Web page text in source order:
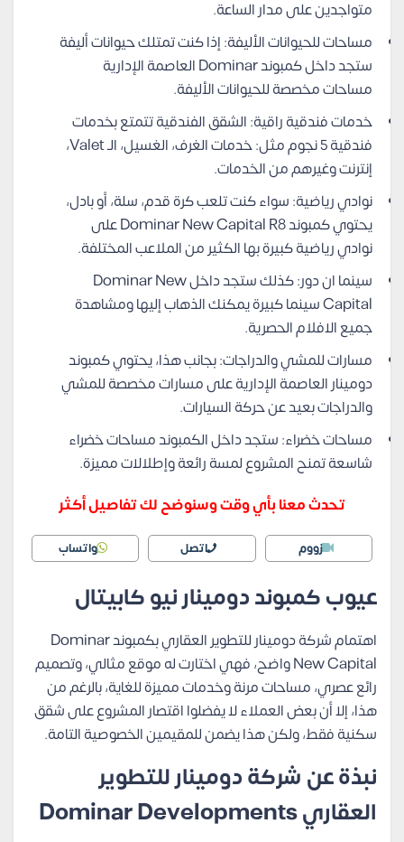
متواجدين على مدار الساعة.
مساحات للحيوانات الأليفة: إذا كنت تمتلك حيوانات أليفة
ستجد داخل كمبوند Dominar العاصمة الإدارية
مساحات مخصصة للحيوانات الأليفة.
خدمات فندقية راقية: الشقق الفندقية تتمتع بخدمات
فندقية 5 نجوم مثل: خدمات الغرف، الغسيل، الـ Valet،
إنترنت وغيرهم من الخدمات.
نوادي رياضية: سواء كنت تلعب كرة قدم، سلة، أو بادل،
يحتوي كمبوند Dominar New Capital R8 على
نوادي رياضية كبيرة بها الكثير من الملاعب المختلفة.
سينما ان دور: كذلك ستجد داخل Dominar New
Capital سينما كبيرة يمكنك الذهاب إليها ومشاهدة
جميع الافلام الحصرية.
مسارات للمشي والدراجات: بجانب هذا، يحتوي كمبوند
دومينار العاصمة الإدارية على مسارات مخصصة للمشي
والدراجات بعيد عن حركة السيارات.
مساحات خضراء: ستجد داخل الكمبوند مساحات خضراء
شاسعة تمنح المشروع لمسة رائعة وإطلالات مميزة.
تحدث معنا بأي وقت وسنوضح لك تفاصيل أكثر
زووم اتصل واتساب
عيوب كمبوند دومينار نيو كابيتال
اهتمام شركة دومينار للتطوير العقاري بكمبوند Dominar
New Capital واضح، فهي اختارت له موقع مثالي، وتصميم
رائع عصري، مساحات مرنة وخدمات مميزة للغاية، بالرغم من
هذا، إلا أن بعض العملاء لا يفضلوا اقتصار المشروع على شقق
سكنية فقط، ولكن هذا يضمن للمقيمين الخصوصية التامة.
نبذة عن شركة دومينار للتطوير
العقاري Dominar Developments